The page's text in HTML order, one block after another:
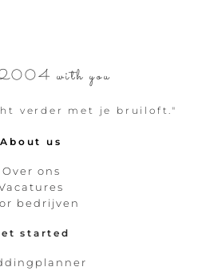
with you
verder met je bruiloft."
About us
Over ons
bedrijven
started